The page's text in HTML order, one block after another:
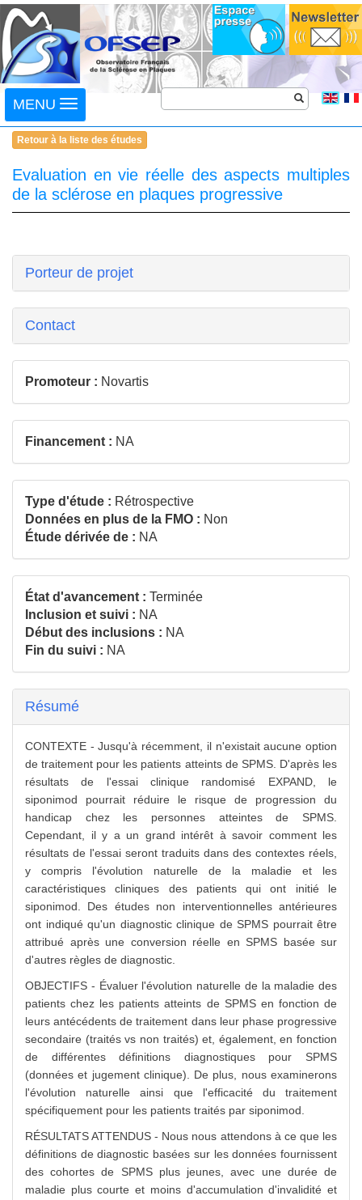
Toggle
navigation
MENU
Retour à la liste des études
Evaluation en vie réelle des aspects multiples
de la sclérose en plaques progressive
Porteur de projet
Contact
Promoteur : Novartis
Financement : NA
Type d'étude : Rétrospective
Données en plus de la FMO : Non
Étude dérivée de : NA
État d'avancement : Terminée
Inclusion et suivi : NA
Début des inclusions : NA
Fin du suivi : NA
Résumé
CONTEXTE - Jusqu'à récemment, il n'existait aucune option
de traitement pour les patients atteints de SPMS. D'après les
résultats de l'essai clinique randomisé EXPAND, le
siponimod pourrait réduire le risque de progression du
handicap chez les personnes atteintes de SPMS.
Cependant, il y a un grand intérêt à savoir comment les
résultats de l'essai seront traduits dans des contextes réels,
y compris l'évolution naturelle de la maladie et les
caractéristiques cliniques des patients qui ont initié le
siponimod. Des études non interventionnelles antérieures
ont indiqué qu'un diagnostic clinique de SPMS pourrait être
attribué après une conversion réelle en SPMS basée sur
d'autres règles de diagnostic.
OBJECTIFS - Évaluer l'évolution naturelle de la maladie des
patients chez les patients atteints de SPMS en fonction de
leurs antécédents de traitement dans leur phase progressive
secondaire (traités vs non traités) et, également, en fonction
de différentes définitions diagnostiques pour SPMS
(données et jugement clinique). De plus, nous examinerons
l'évolution naturelle ainsi que l'efficacité du traitement
spécifiquement pour les patients traités par siponimod.
RÉSULTATS ATTENDUS - Nous nous attendons à ce que les
définitions de diagnostic basées sur les données fournissent
des cohortes de SPMS plus jeunes, avec une durée de
maladie plus courte et moins d'accumulation d'invalidité et